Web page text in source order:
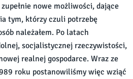
nowe możliwości, dające
tym, którzy czuli potrzebę
należałem. Po latach
socjalistycznej rzeczywistości,
realnej gospodarce. Wraz ze
roku postanowiliśmy więc wziąć